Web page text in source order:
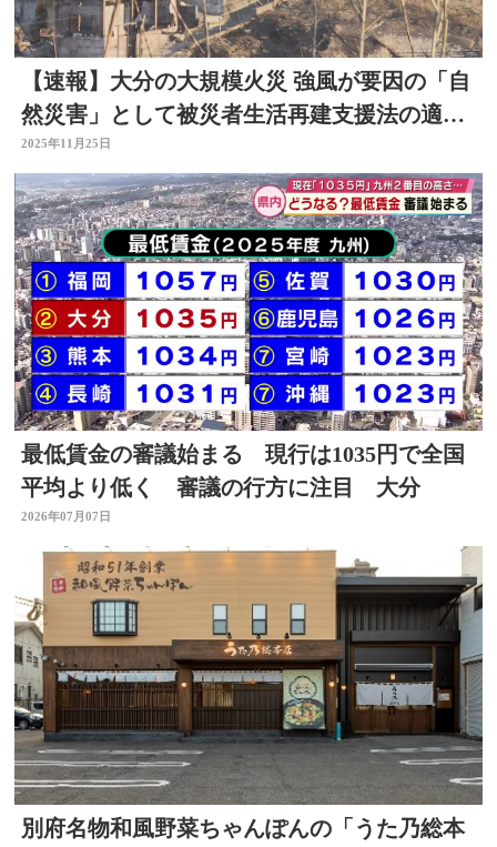
【速報】大分の大規模火災 強風が要因の「自
然災害」として被災者生活再建支援法の適用
決定
2025年11月25日
最低賃金の審議始まる 現行は1035円で全国
平均より低く 審議の行方に注目 大分
2026年07月07日
別府名物和風野菜ちゃんぽんの「うた乃総本